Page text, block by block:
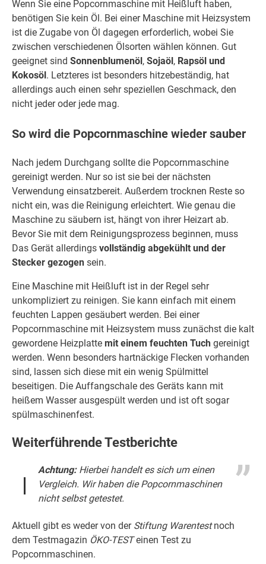
Wenn Sie eine Popcornmaschine mit Heißluft haben,
benötigen Sie kein Öl. Bei einer Maschine mit Heizsystem
ist die Zugabe von Öl dagegen erforderlich, wobei Sie
zwischen verschiedenen Ölsorten wählen können. Gut
geeignet sind Sonnenblumenöl, Sojaöl, Rapsöl und
Kokosöl. Letzteres ist besonders hitzebeständig, hat
allerdings auch einen sehr speziellen Geschmack, den
nicht jeder oder jede mag.
So wird die Popcornmaschine wieder sauber
Nach jedem Durchgang sollte die Popcornmaschine
gereinigt werden. Nur so ist sie bei der nächsten
Verwendung einsatzbereit. Außerdem trocknen Reste so
nicht ein, was die Reinigung erleichtert. Wie genau die
Maschine zu säubern ist, hängt von ihrer Heizart ab.
Bevor Sie mit dem Reinigungsprozess beginnen, muss
Das Gerät allerdings vollständig abgekühlt und der
Stecker gezogen sein.
Eine Maschine mit Heißluft ist in der Regel sehr
unkompliziert zu reinigen. Sie kann einfach mit einem
feuchten Lappen gesäubert werden. Bei einer
Popcornmaschine mit Heizsystem muss zunächst die kalt
gewordene Heizplatte mit einem feuchten Tuch gereinigt
werden. Wenn besonders hartnäckige Flecken vorhanden
sind, lassen sich diese mit ein wenig Spülmittel
beseitigen. Die Auffangschale des Geräts kann mit
heißem Wasser ausgespült werden und ist oft sogar
spülmaschinenfest.
Weiterführende Testberichte
Achtung:Hierbei handelt es sich um einen
Vergleich. Wir haben die Popcornmaschinen
nicht selbst getestet.
Aktuell gibt es weder von der Stiftung Warentestnoch
dem Testmagazin ÖKO-TESTeinen Test zu
Popcornmaschinen.